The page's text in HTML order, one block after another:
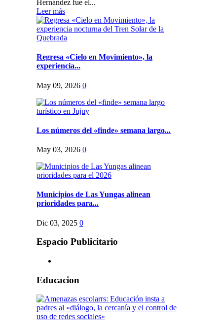
Hernández fue el...
Leer más
Regresa «Cielo en Movimiento», la
experiencia...
May 09, 2026 0
Los números del «finde» semana largo...
May 03, 2026 0
Municipios de Las Yungas alinean
prioridades para...
Dic 03, 2025 0
Espacio Publicitario
Educacion